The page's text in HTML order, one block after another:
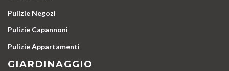
Pulizie Negozi
Pulizie Capannoni
Pulizie Appartamenti
GIARDINAGGIO